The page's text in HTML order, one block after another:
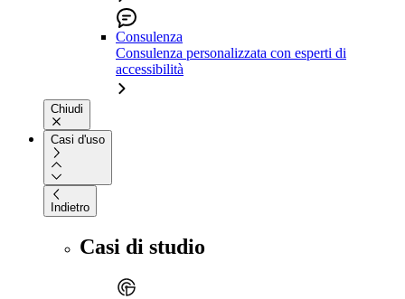
Consulenza
Consulenza personalizzata con esperti di
accessibilità
Chiudi
Casi d'uso
Indietro
Casi di studio